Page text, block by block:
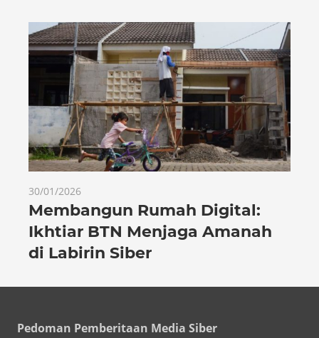
30/01/2026
Membangun Rumah Digital:
Ikhtiar BTN Menjaga Amanah
di Labirin Siber
Pedoman Pemberitaan Media Siber